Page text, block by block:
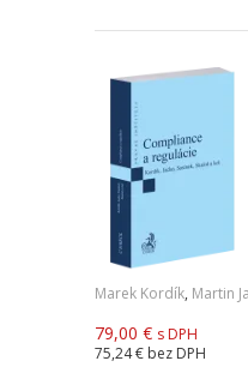
Marek Kordík, Martin
79,00 € s DPH
75,24 € bez DPH